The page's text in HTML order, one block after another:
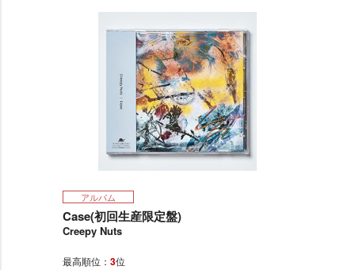
e
アルバム
Case(初回生産限定盤)
Creepy Nuts
最高順位： 3位